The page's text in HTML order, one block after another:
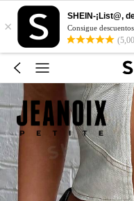
×
SHEIN-¡List@,
Consigue